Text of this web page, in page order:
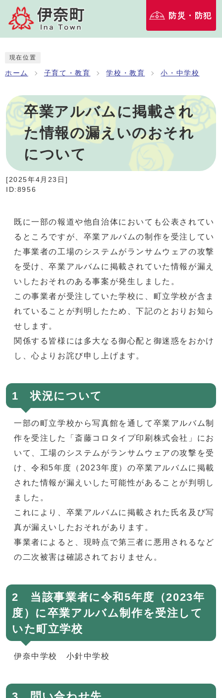
防災・防犯
現在位置
ホーム 子育て・教育 学校・教育 小・中学校
卒業アルバムに掲載され
た情報の漏えいのおそれ
について
[2025年4月23日 ]
ID:8956
既に一部の報道や他自治体においても公表されてい
るところですが、卒業アルバムの制作を受注してい
た事業者の工場のシステムがランサムウェアの攻撃
を受け、卒業アルバムに掲載されていた情報が漏え
いしたおそれのある事案が発生しました。
この事業者が受注していた学校に、町立学校が含ま
れていることが判明したため、下記のとおりお知ら
せします。
関係する皆様には多大なる御心配と御迷惑をおかけ
し、心よりお詫び申し上げます。
1 状況について
一部の町立学校から写真館を通して卒業アルバム制
作を受注した「斎藤コロタイプ印刷株式会社」にお
いて、工場のシステムがランサムウェアの攻撃を受
け、令和5年度（2023年度）の卒業アルバムに掲載
された情報が漏えいした可能性があることが判明し
ました。
これにより、卒業アルバムに掲載された氏名及び写
真が漏えいしたおそれがあります。
事業者によると、現時点で第三者に悪用されるなど
の二次被害は確認されておりません。
2 当該事業者に令和5年度（2023年
度）に卒業アルバム制作を受注して
いた町立学校
伊奈中学校 小針中学校